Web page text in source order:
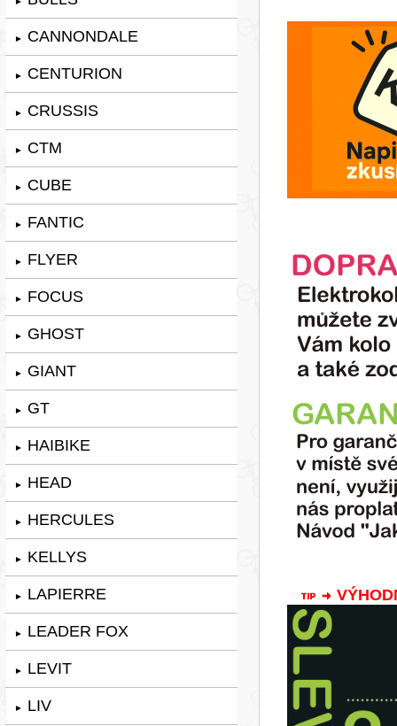
► CANNONDALE
► CENTURION
► CRUSSIS
► CTM
► CUBE
► FANTIC
► FLYER
► FOCUS
► GHOST
► GIANT
► GT
► HAIBIKE
► HEAD
► HERCULES
► KELLYS
► LAPIERRE
► LEADER FOX
► LEVIT
► LIV